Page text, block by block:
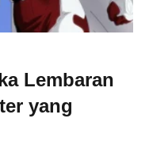
Lembaran
yang